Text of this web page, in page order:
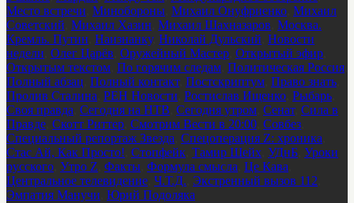
Место встречи Минобороны Михаил Онуфриенко Михаил
Советский Михаил Хазин Михаил Шахназаров Москва.
Кремль. Путин Наизнанку, Николай Дульский Новости
недели Олег Царёв Оружейный Мастер Открытый эфир
Открытым текстом По горячим следам Политическая Россия
Полный абзац Полный контакт, Постскриптум Право знать
Пролив Сталина РЕН Новости Ростислав Ищенко Рыбарь
Своя правда Сегодня на НТВ Сегодня утром Сенат, Сила в
Правде Скотт Риттер Смотрим Вести в 20:00 Совбез
Специальный репортаж Звезда Спецоперация Z: хроника
Стас Ай, Как Просто! Стопфейк Тамир Шейх УДнБ Уроки
русского Утро Z Факты Формула смысла Це Кава
Центральное телевидение Ч.Т.Д. Экстренный вызов 112
Эмпатия Манучи Юрий Подоляка